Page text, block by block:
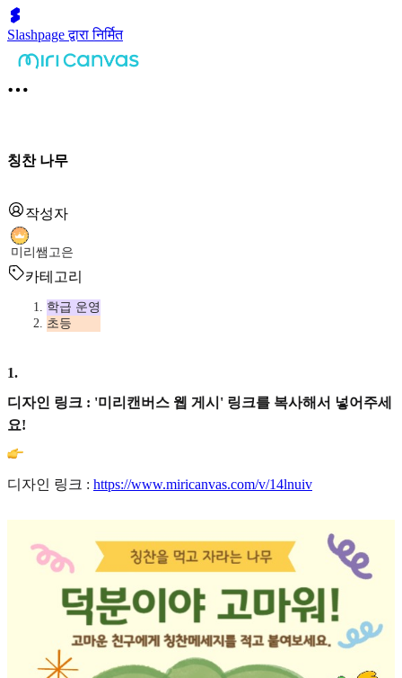
Slashpage द्वारा निर्मित
칭찬 나무
작성자
미리쌤고은
카테고리
학급 운영
초등
1.
디자인 링크 : '미리캔버스 웹 게시' 링크를 복사해서 넣어주세
요!
디자인 링크 : https://www.miricanvas.com/v/14lnuiv